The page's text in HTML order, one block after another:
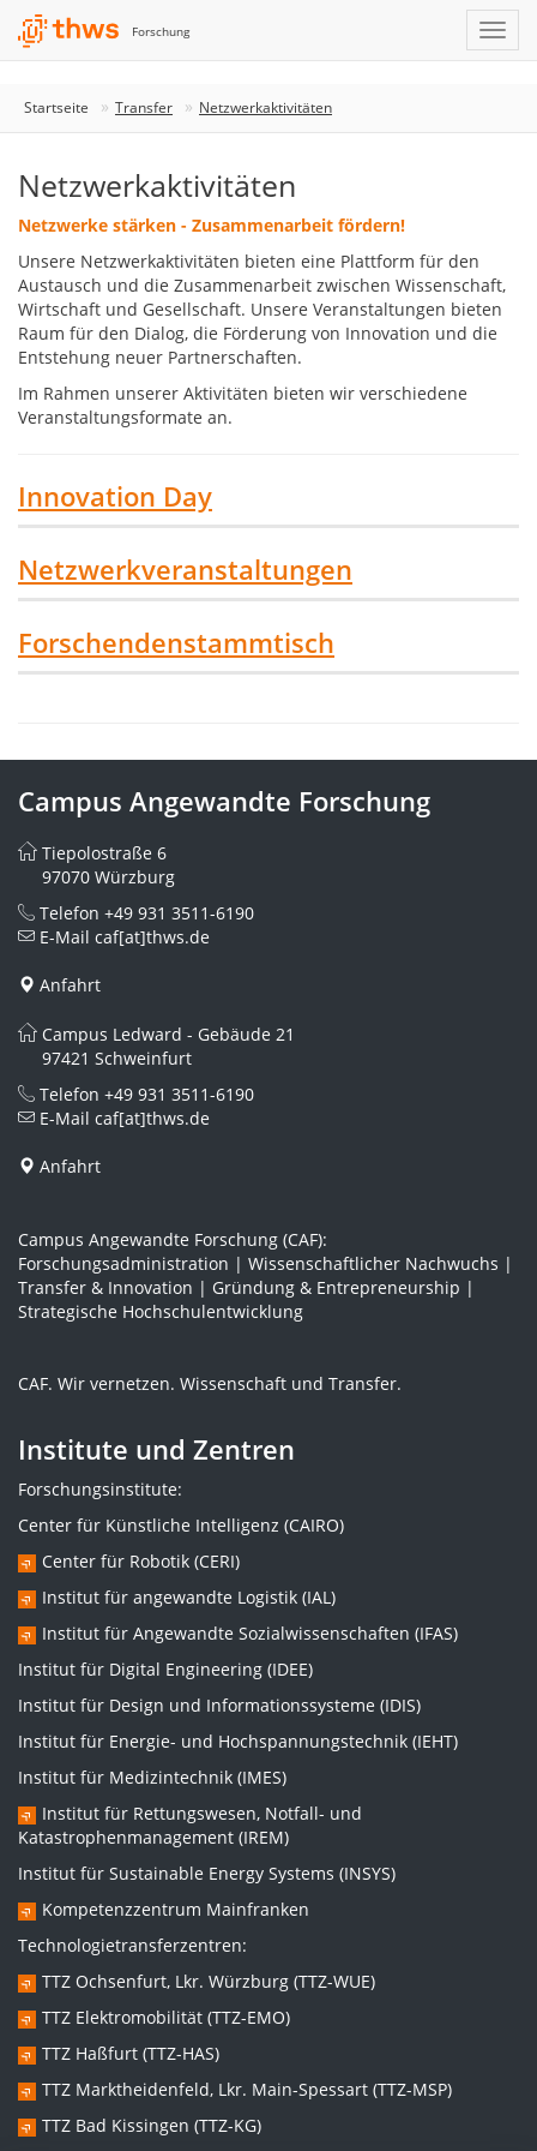
Forschung
Startseite Transfer Netzwerkaktivitäten
Netzwerkaktivitäten
Netzwerke stärken - Zusammenarbeit fördern!
Unsere Netzwerkaktivitäten bieten eine Plattform für den
Austausch und die Zusammenarbeit zwischen Wissenschaft,
Wirtschaft und Gesellschaft. Unsere Veranstaltungen bieten
Raum für den Dialog, die Förderung von Innovation und die
Entstehung neuer Partnerschaften.
Im Rahmen unserer Aktivitäten bieten wir verschiedene
Veranstaltungsformate an.
Innovation Day
Netzwerkveranstaltungen
Forschendenstammtisch
Campus Angewandte Forschung
Tiepolostraße 6
97070 Würzburg
Telefon +49 931 3511-6190
E-Mail caf[at]thws.de
Anfahrt
Campus Ledward - Gebäude 21
97421 Schweinfurt
Telefon +49 931 3511-6190
E-Mail caf[at]thws.de
Anfahrt
Campus Angewandte Forschung (CAF):
Forschungsadministration | Wissenschaftlicher Nachwuchs |
Transfer & Innovation | Gründung & Entrepreneurship |
Strategische Hochschulentwicklung
CAF. Wir vernetzen. Wissenschaft und Transfer.
Institute und Zentren
Forschungsinstitute:
Center für Künstliche Intelligenz (CAIRO)
Center für Robotik (CERI)
Institut für angewandte Logistik (IAL)
Institut für Angewandte Sozialwissenschaften (IFAS)
Institut für Digital Engineering (IDEE)
Institut für Design und Informationssysteme (IDIS)
Institut für Energie- und Hochspannungstechnik (IEHT)
Institut für Medizintechnik (IMES)
Institut für Rettungswesen, Notfall- und
Katastrophenmanagement (IREM)
Institut für Sustainable Energy Systems (INSYS)
Kompetenzzentrum Mainfranken
Technologietransferzentren:
TTZ Ochsenfurt, Lkr. Würzburg (TTZ-WUE)
TTZ Elektromobilität (TTZ-EMO)
TTZ Haßfurt (TTZ-HAS)
TTZ Marktheidenfeld, Lkr. Main-Spessart (TTZ-MSP)
TTZ Bad Kissingen (TTZ-KG)